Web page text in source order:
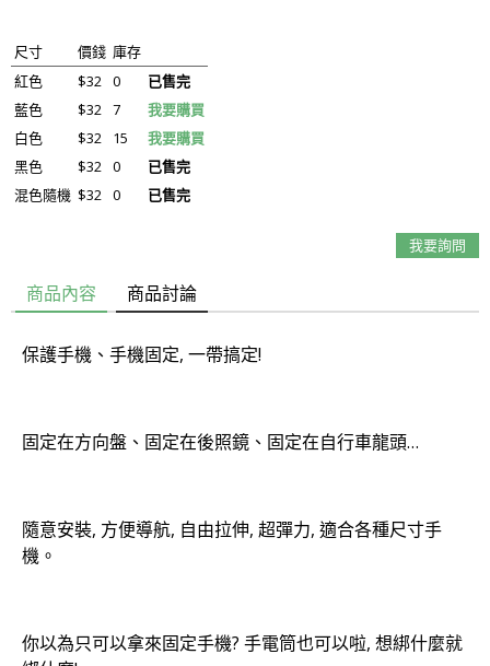
尺寸 價錢 庫存
紅色
$32 0
已售完
藍色
$32 7
我要購買
白色
$32 15
我要購買
黑色
$32 0
已售完
混色隨機 $32 0 已售完
我要詢問
商品內容 商品討論
保護手機、手機固定, 一帶搞定!
固定在方向盤、固定在後照鏡、固定在自行車龍頭…
隨意安裝, 方便導航, 自由拉伸, 超彈力, 適合各種尺寸手
機。
你以為只可以拿來固定手機? 手電筒也可以啦, 想綁什麼就